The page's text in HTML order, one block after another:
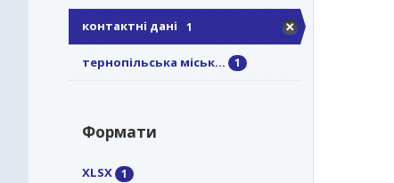
контактні дані 1
тернопільська міськ... 1
Формати
XLSX 1